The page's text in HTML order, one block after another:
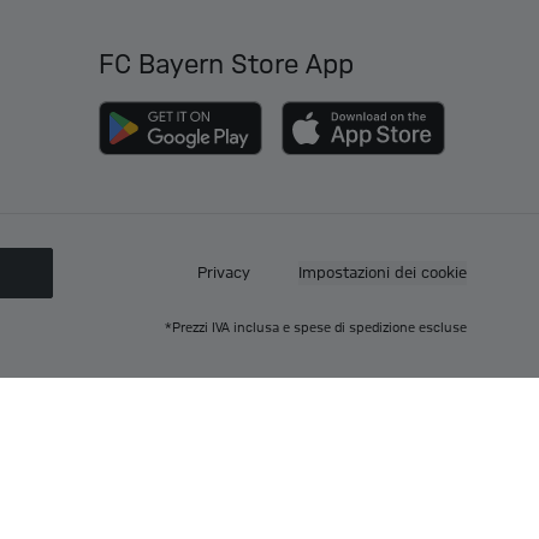
FC Bayern Store App
Privacy Impostazioni dei cookie
*Prezzi IVA inclusa e spese di spedizione escluse